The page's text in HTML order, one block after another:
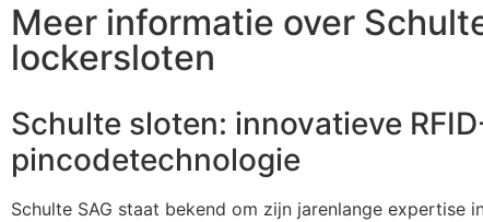
Meer informatie over
lockersloten
Schulte sloten: innovatieve
pincodetechnologie
Schulte SAG staat bekend om zijn jarenlange expertise